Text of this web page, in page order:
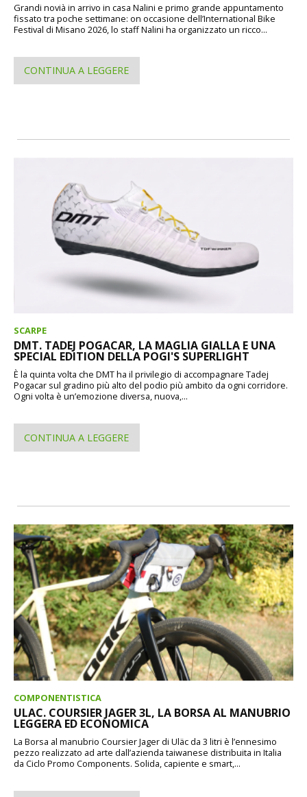
Grandi novià in arrivo in casa Nalini e primo grande appuntamento
fissato tra poche settimane: on occasione dell’International Bike
Festival di Misano 2026, lo staff Nalini ha organizzato un ricco...
CONTINUA A LEGGERE
SCARPE
DMT. TADEJ POGACAR, LA MAGLIA GIALLA E UNA
SPECIAL EDITION DELLA POGI'S SUPERLIGHT
È la quinta volta che DMT ha il privilegio di accompagnare Tadej
Pogacar sul gradino più alto del podio più ambito da ogni corridore.
Ogni volta è un’emozione diversa, nuova,...
CONTINUA A LEGGERE
COMPONENTISTICA
ULAC. COURSIER JAGER 3L, LA BORSA AL MANUBRIO
LEGGERA ED ECONOMICA
La Borsa al manubrio Coursier Jager di Uläc da 3 litri è l’ennesimo
pezzo realizzato ad arte dall’azienda taiwanese distribuita in Italia
da Ciclo Promo Components. Solida, capiente e smart,...